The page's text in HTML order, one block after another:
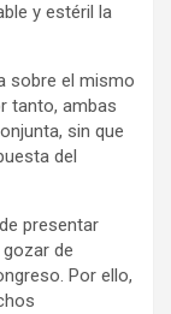
y estéril la
sobre el mismo
tanto, ambas
sin que
del
presentar
de
Por ello,